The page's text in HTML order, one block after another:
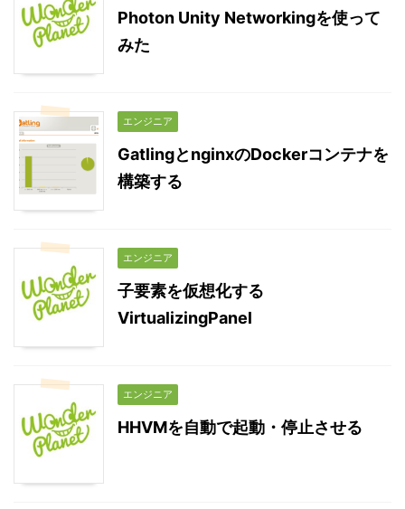
Photon Unity Networkingを使って
みた
エンジニア
GatlingとnginxのDockerコンテナを
構築する
エンジニア
子要素を仮想化する
VirtualizingPanel
エンジニア
HHVMを自動で起動・停止させる